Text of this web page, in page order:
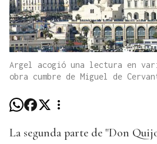
Argel acogió una lectura en
obra cumbre de Miguel de
La segunda parte de "Don